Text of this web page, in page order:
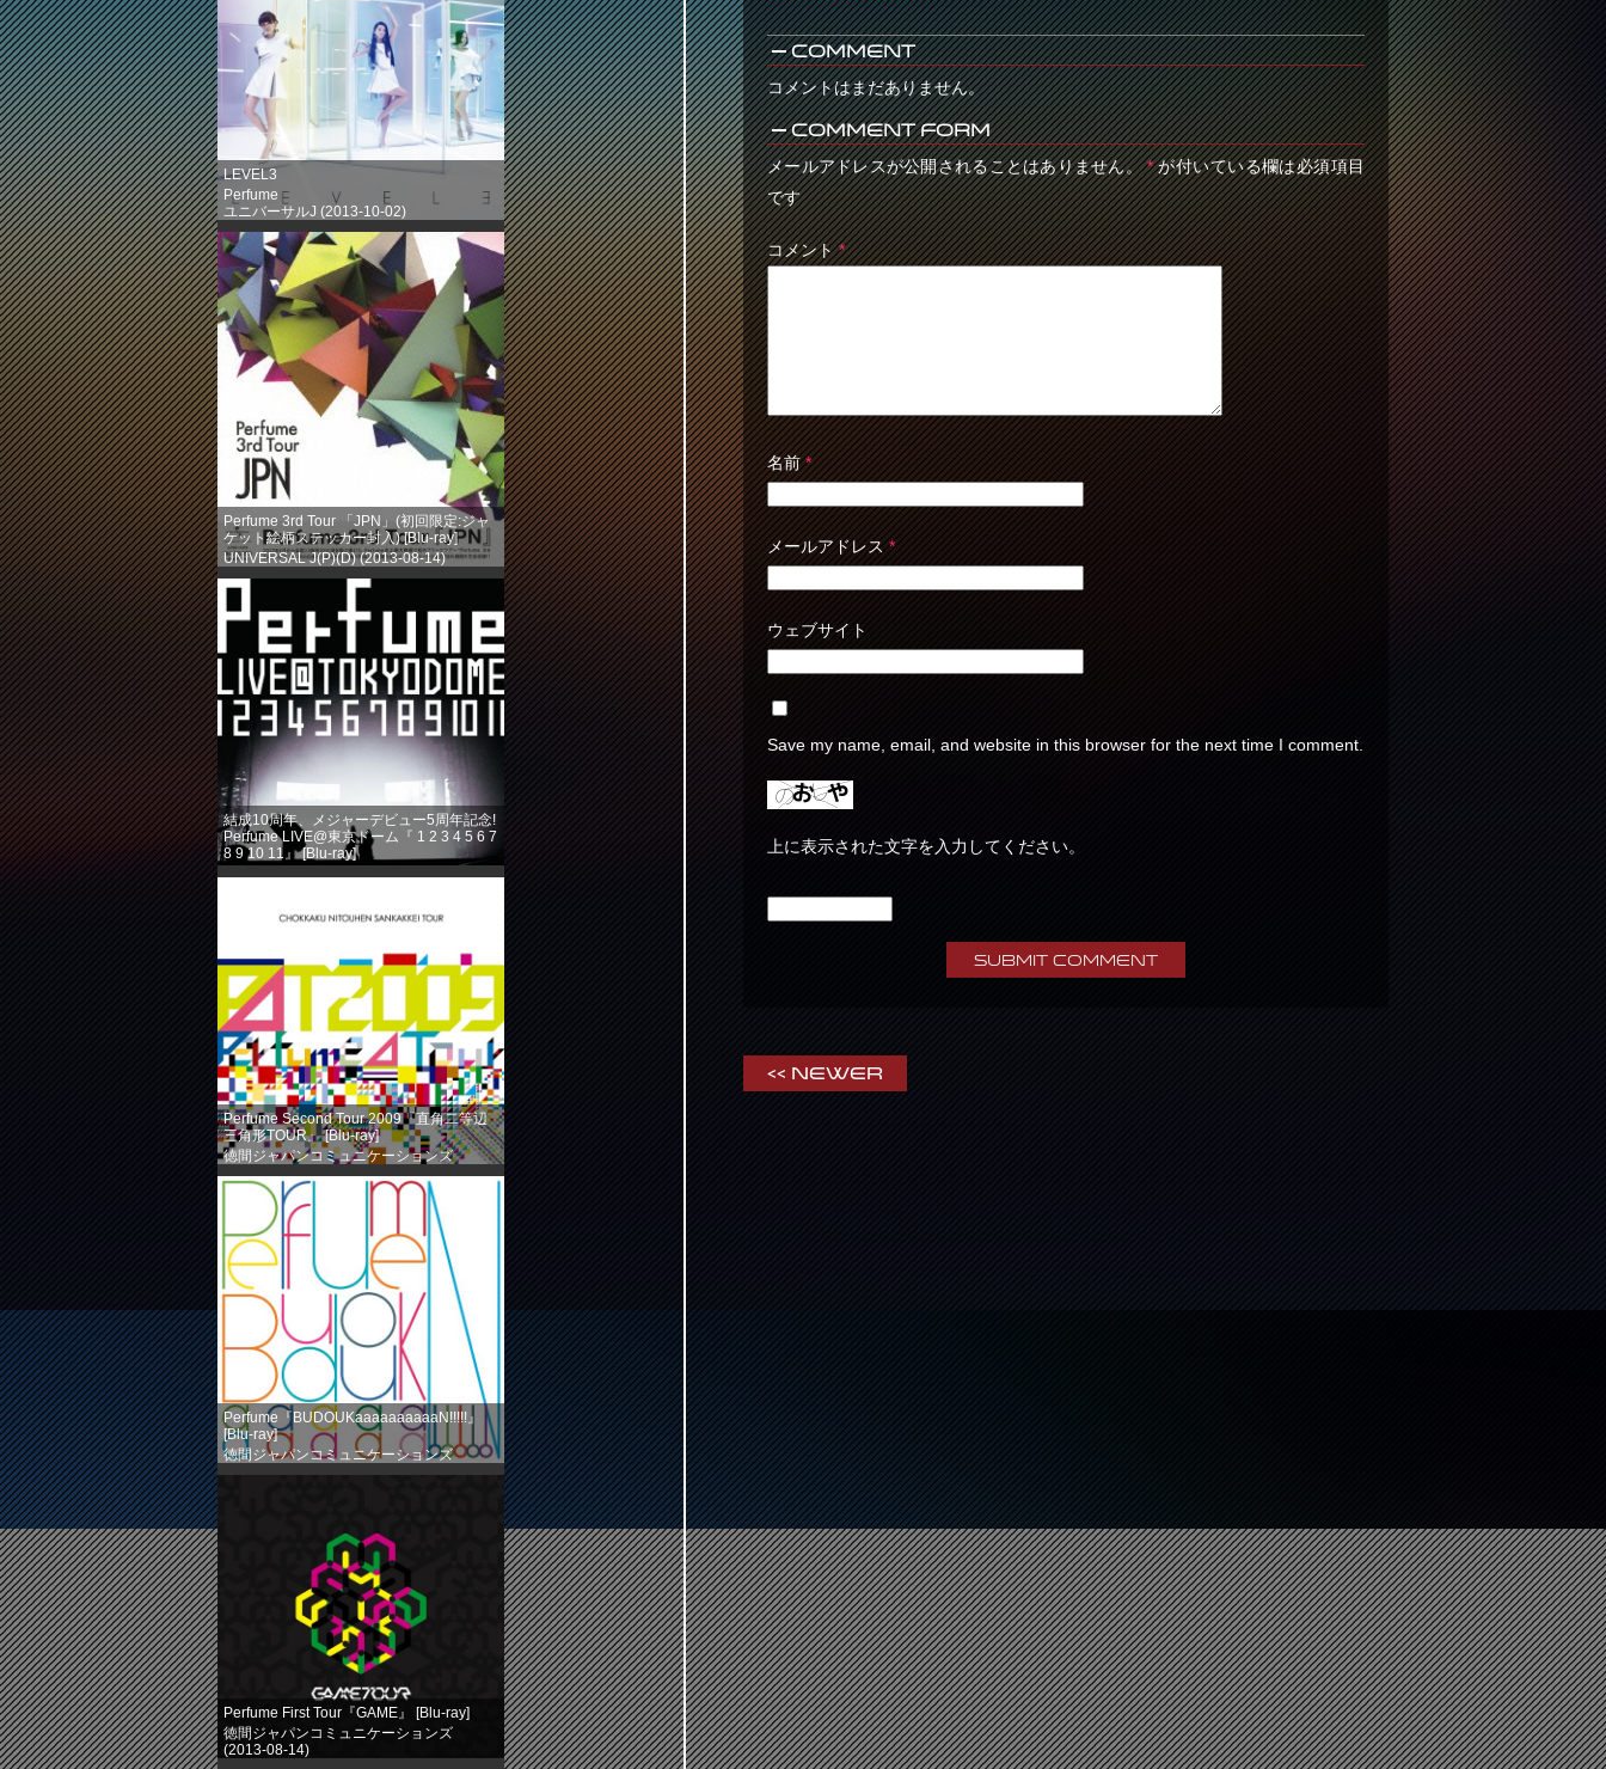
LEVEL3
Perfume
ユニバーサルJ (2013-10-02)
売り上げランキング: 203
Perfume 3rd Tour 「JPN」(初回限定:ジャ
ケット絵柄ステッカー封入) [Blu-ray]
UNIVERSAL J(P)(D) (2013-08-14)
売り上げランキング: 386
結成10周年、メジャーデビュー5周年記念!
Perfume LIVE@東京ドーム『 1 2 3 4 5 6 7
8 9 10 11』 [Blu-ray]
徳間ジャパンコミュニケーションズ
Perfume Second Tour 2009『直角二等辺
三角形TOUR』 [Blu-ray]
徳間ジャパンコミュニケーションズ
(2013-08-14)
売り上げランキング: 584
Perfume『BUDOUKaaaaaaaaaaN!!!!!』
[Blu-ray]
徳間ジャパンコミュニケーションズ
(2013-08-14)
Perfume First Tour『GAME』 [Blu-ray]
徳間ジャパンコミュニケーションズ
(2013-08-14)
Comment
コメントはまだありません。
Comment Form
メールアドレスが公開されることはありません。 *が付いている欄は必須項目
です
コメント*
名前*
メールアドレス*
ウェブサイト
Save my name, email, and website in this browser for the next time I comment.
上に表示された文字を入力してください。
<< Newer